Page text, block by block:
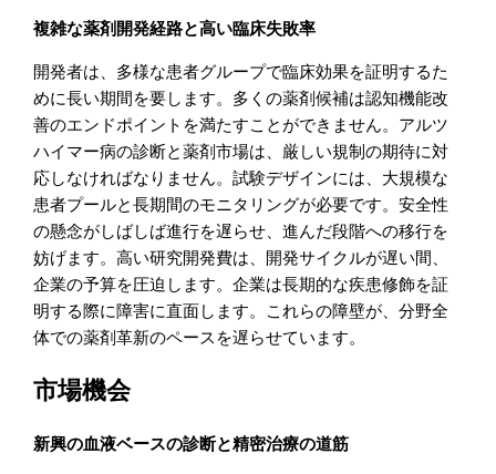
複雑な薬剤開発経路と高い臨床失敗率
開発者は、多様な患者グループで臨床効果を証明するた
めに長い期間を要します。多くの薬剤候補は認知機能改
善のエンドポイントを満たすことができません。アルツ
ハイマー病の診断と薬剤市場は、厳しい規制の期待に対
応しなければなりません。試験デザインには、大規模な
患者プールと長期間のモニタリングが必要です。安全性
の懸念がしばしば進行を遅らせ、進んだ段階への移行を
妨げます。高い研究開発費は、開発サイクルが遅い間、
企業の予算を圧迫します。企業は長期的な疾患修飾を証
明する際に障害に直面します。これらの障壁が、分野全
体での薬剤革新のペースを遅らせています。
市場機会
新興の血液ベースの診断と精密治療の道筋